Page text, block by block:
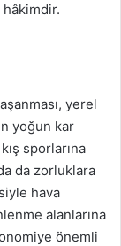
yerel
yoğun kar
sporlarına
da zorluklara
hava
alanlarına
önemli